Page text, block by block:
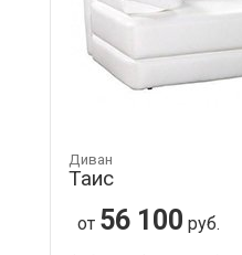
Диван
Таис
от 56 100 руб.